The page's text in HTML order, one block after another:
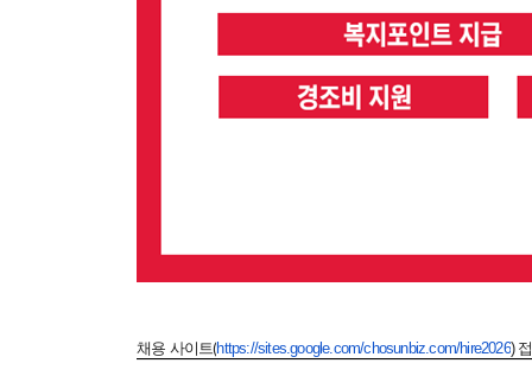
채용 사이트(https://sites.google.com/chosunbiz.com/hire2026)